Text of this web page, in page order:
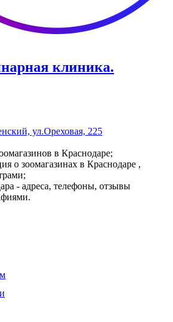
клиника.
ул.Ореховая, 225
в Краснодаре;
о зоомагазинах в Краснодаре ,
- адреса, телефоны, отзывы